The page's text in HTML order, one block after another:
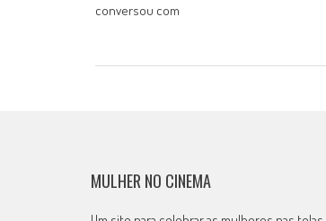
conversou com
MULHER NO CINEMA